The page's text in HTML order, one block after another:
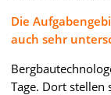
Die
auch sehr
Tage. Dort